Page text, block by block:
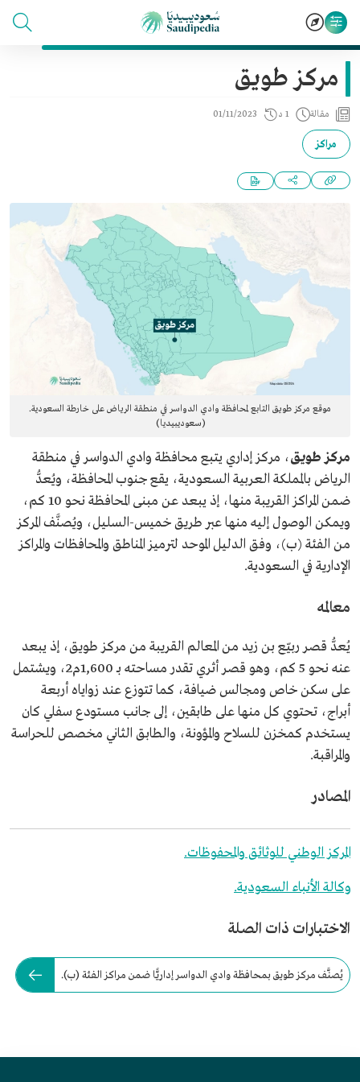
مركز طويق
مقالة 1 د 01/11/2023
مراكز
موقع مركز طويق التابع لمحافظة وادي الدواسر في منطقة الرياض على خارطة السعودية.
(سعوديبيديا)
مركز طويق، مركز إداري يتبع محافظة وادي الدواسر في منطقة
الرياض بالمملكة العربية السعودية، يقع جنوب المحافظة، ويُعدُّ
ضمن المراكز القريبة منها، إذ يبعد عن مبنى المحافظة نحو 10 كم،
ويمكن الوصول إليه منها عبر طريق خميس-السليل، ويُصنَّف المركز
من الفئة (ب)، وفق الدليل الموحد لترميز المناطق والمحافظات والمراكز
الإدارية في السعودية.
معالمه
يُعدُّ قصر ربيّع بن زيد من المعالم القريبة من مركز طويق، إذ يبعد
عنه نحو 5 كم، وهو قصر أثري تقدر مساحته بـ 1,600م2، ويشتمل
على سكن خاص ومجالس ضيافة، كما تتوزع عند زواياه أربعة
أبراج، تحتوي كل منها على طابقين، إلى جانب مستودع سفلي كان
يستخدم كمخزن للسلاح والمؤونة، والطابق الثاني مخصص للحراسة
والمراقبة.
المصادر
المركز الوطني للوثائق والمحفوظات.
وكالة الأنباء السعودية.
الاختبارات ذات الصلة
يُصنَّف مركز طويق بمحافظة وادي الدواسر إداريًّا ضمن مراكز الفئة (ب).